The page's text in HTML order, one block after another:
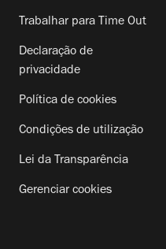
Trabalhar para Time Out
Declaração de
privacidade
Política de cookies
Condições de utilização
Lei da Transparência
Gerenciar cookies